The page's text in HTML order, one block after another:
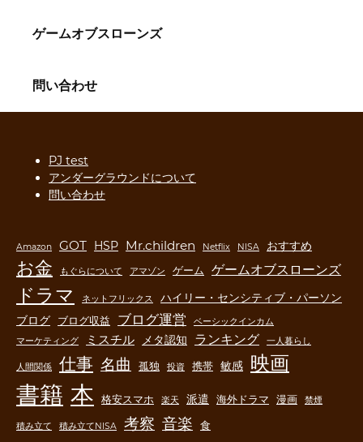
ゲームオブスローンズ
問い合わせ
PJ test
アンダーグラウンドについて
問い合わせ
Amazon GOT HSP Mr.children Netflix NISA おすすめ
お金 もぐらについて アマゾン ゲーム ゲームオブスローンズ
ドラマ ネットフリックス
ハイリー・センシティブ・パーソン
ブログ
ブログ収益 ブログ運営
ベーシックインカム
マーケティング
ミスチル メタ認知 ランキング 一人暮らし
人間関係 仕事 名曲 孤独 投資 携帯 敏感 映画
書籍 本 格安スマホ 楽天 派遣 海外ドラマ 漫画 禁煙
積み立て 積み立てNISA 考察 音楽 食